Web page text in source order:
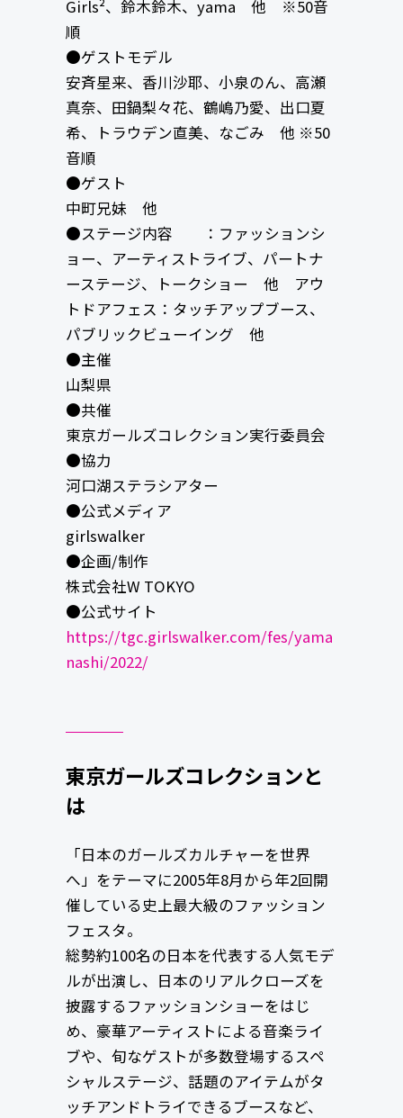
Girls²、鈴木鈴木、yama 他 ※50音
順
●ゲストモデル
安斉星来、香川沙耶、小泉のん、高瀬
真奈、田鍋梨々花、鶴嶋乃愛、出口夏
希、トラウデン直美、なごみ 他 ※50
音順
●ゲスト
中町兄妹 他
●ステージ内容 ：ファッションシ
ョー、アーティストライブ、パートナ
ーステージ、トークショー 他 アウ
トドアフェス：タッチアップブース、
パブリックビューイング 他
●主催
山梨県
●共催
東京ガールズコレクション実行委員会
●協力
河口湖ステラシアター
●公式メディア
girlswalker
●企画/制作
株式会社W TOKYO
●公式サイト
https://tgc.girlswalker.com/fes/yama
nashi/2022/
東京ガールズコレクションと
は
「日本のガールズカルチャーを世界
へ」をテーマに2005年8月から年2回開
催している史上最大級のファッション
フェスタ。
総勢約100名の日本を代表する人気モデ
ルが出演し、日本のリアルクローズを
披露するファッションショーをはじ
め、豪華アーティストによる音楽ライ
ブや、旬なゲストが多数登場するスペ
シャルステージ、話題のアイテムがタ
ッチアンドトライできるブースなど、